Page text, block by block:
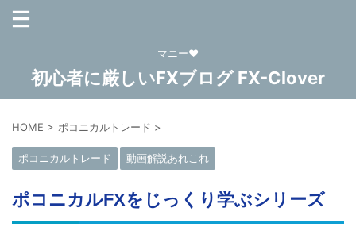
マニー❤
初心者に厳しいFXブログ FX-Clover
HOME > ポコニカルトレード >
ポコニカルトレード 動画解説あれこれ
ポコニカルFXをじっくり学ぶシリーズ